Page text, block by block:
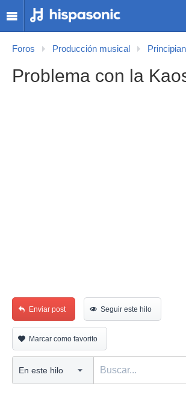
Foros Producción musical
Problema con la
Enviar post Seguir este hilo
Marcar como favorito